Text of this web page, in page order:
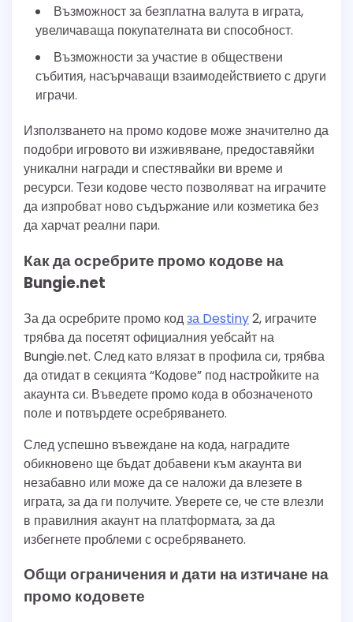
Възможност за безплатна валута в играта,
увеличаваща покупателната ви способност.
Възможности за участие в обществени
събития, насърчаващи взаимодействието с други
играчи.
Използването на промо кодове може значително да
подобри игровото ви изживяване, предоставяйки
уникални награди и спестявайки ви време и
ресурси. Тези кодове често позволяват на играчите
да изпробват ново съдържание или козметика без
да харчат реални пари.
Как да осребрите промо кодове на
Bungie.net
За да осребрите промо кодза Destiny2, играчите
трябва да посетят официалния уебсайт на
Bungie.net. След като влязат в профила си, трябва
да отидат в секцията “Кодове” под настройките на
акаунта си. Въведете промо кода в обозначеното
поле и потвърдете осребряването.
След успешно въвеждане на кода, наградите
обикновено ще бъдат добавени към акаунта ви
незабавно или може да се наложи да влезете в
играта, за да ги получите. Уверете се, че сте влезли
в правилния акаунт на платформата, за да
избегнете проблеми с осребряването.
Общи ограничения и дати на изтичане на
промо кодовете